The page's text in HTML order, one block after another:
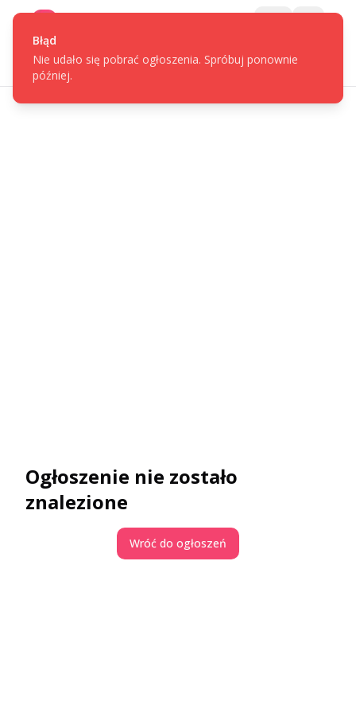
Ogłoszenie nie zostało
znalezione
Wróć do ogłoszeń
Błąd
Nie udało się pobrać ogłoszenia. Spróbuj ponownie
później.